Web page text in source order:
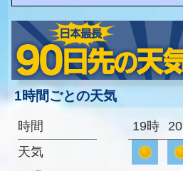
1時間ごとの天気
時間
天気
19時